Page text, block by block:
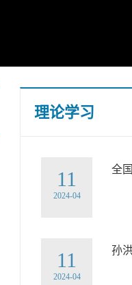
理论学习
11
2024-04
全
11
2024-04
孙